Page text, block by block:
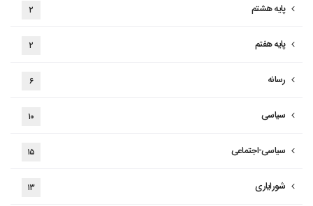
پایه هشتم ۲
پایه هفتم ۲
رسانه ۶
سیاسی ۱۰
سیاسی-اجتماعی ۱۵
شورایاری ۱۳